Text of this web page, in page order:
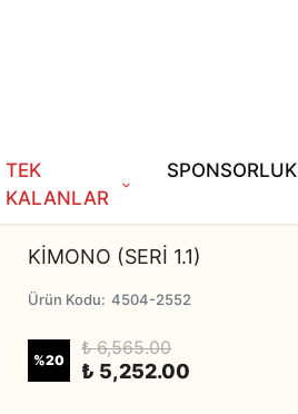
TEK
KALANLAR
SPONSORLUK
KİMONO (SERİ 1.1)
Ürün Kodu: 4504-2552
%20
₺ 6,565.00
₺ 5,252.00